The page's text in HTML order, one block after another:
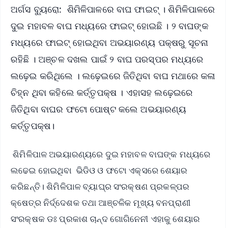
ଅର୍ଗସ ବ୍ୟୁରୋ: ଶିମିଳିପାଳରେ ବାଘ ଫାଇଟ୍ । ଶିମିଳିପାଳରେ
ଦୁଇ ମହାବଳ ବାଘ ମଧ୍ୟରେ ଫାଇଟ୍ ହୋଇଛି । ୨ ବାଘଙ୍କ
ମଧ୍ୟରେ ଫାଇଟ୍‌ ହୋଇଥିବା ଅଭୟାରଣ୍ୟ ପକ୍ଷରୁ ସୂଚନା
ରହିଛି । ଅଞ୍ଚଳ ଦଖଲ ପାଇଁ ୨ ବାଘ ପରସ୍ପର ମଧ୍ୟରେ
ଲଢ଼େଇ କରିଥିଲେ । ଲଢ଼େଇରେ ଜିତିଥିବା ବାଘ ମଥାରେ କଳା
ଚିହ୍ନ ଥିବା କହିଲେ କର୍ତ୍ତୃପକ୍ଷ । ଏହାସହ ଲଢ଼େଇରେ
ଜିତିଥିବା ବାଘର ଫଟୋ ପୋଷ୍ଟ କଲେ ଅଭୟାରଣ୍ୟ
କର୍ତ୍ତୃପକ୍ଷ।
ଶିମିଳିପାଳ ଅଭୟାରଣ୍ୟରେ ଦୁଇ ମହାବଳ ବାଘଙ୍କ ମଧ୍ୟରେ
ଲଢେଇ ହୋଇଥିବା ଭିଡିଓ ଓ ଫଟୋ ଏକ୍ସରେ ଶେୟାର
କରିଛନ୍ତି। ଶିମିଳିପାଳ ବ୍ୟାଘ୍ର ସଂରକ୍ଷଣ ପ୍ରକଳ୍ପର
କ୍ଷେତ୍ର ନିର୍ଦ୍ଦେଶକ ତଥା ଆଞ୍ଚଳିକ ମୂଖ୍ୟ ବନପ୍ରାଣୀ
ସଂରକ୍ଷକ ଡଃ ପ୍ରକାଶ ଚାନ୍ଦ ଗୋଗିନେନୀ ଏହାକୁ ଶେୟାର